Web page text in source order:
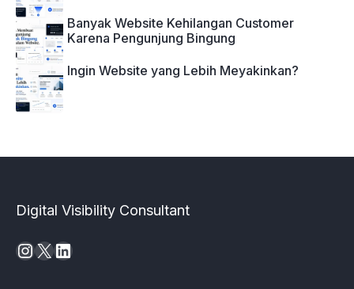
Banyak Website Kehilangan Customer
Karena Pengunjung Bingung
Ingin Website yang Lebih Meyakinkan?
Digital Visibility Consultant
Instagram
X LinkedIn